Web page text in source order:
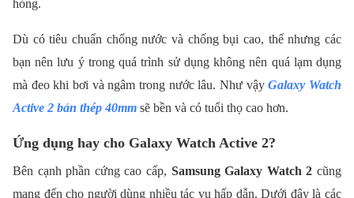
hỏng.
Dù có tiêu chuẩn chống nước và chống bụi cao, thế nhưng các
bạn nên lưu ý trong quá trình sử dụng không nên quá lạm dụng
mà đeo khi bơi và ngâm trong nước lâu. Như vậyGalaxy Watch
Active 2 bản thép 40mm sẽ bền và có tuổi thọ cao hơn.
Ứng dụng hay cho Galaxy Watch Active 2?
Bên cạnh phần cứng cao cấp, Samsung Galaxy Watch 2 cũng
mang đến cho người dùng nhiều tác vụ hấp dẫn. Dưới đây là các